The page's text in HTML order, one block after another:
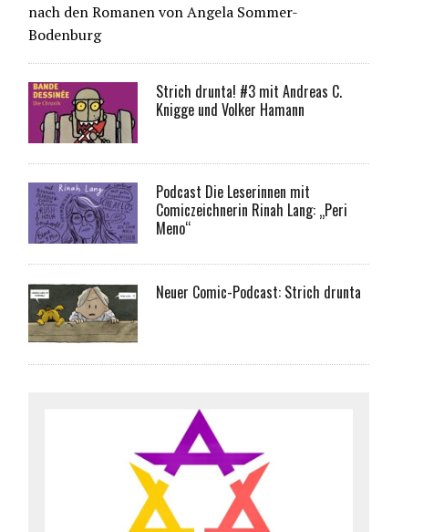
nach den Romanen von Angela Sommer-
Bodenburg
Strich drunta! #3 mit Andreas C.
Knigge und Volker Hamann
Podcast Die Leserinnen mit
Comiczeichnerin Rinah Lang: „Peri
Meno“
Neuer Comic-Podcast: Strich drunta